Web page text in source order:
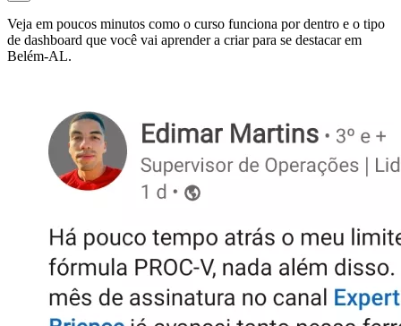
Veja em poucos minutos como o curso funciona por dentro e o tipo
de dashboard que você vai aprender a criar para se destacar em
Belém-AL.